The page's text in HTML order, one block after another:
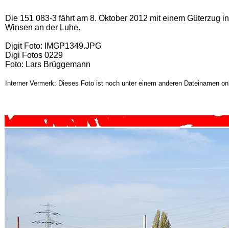
Die 151 083-3 fährt am 8. Oktober 2012 mit einem Güterzug
Winsen an der Luhe.
Digit Foto: IMGP1349.JPG
Digi Fotos 0229
Foto: Lars Brüggemann
Interner Vermerk: Dieses Foto ist noch unter einem anderen Dateinamen